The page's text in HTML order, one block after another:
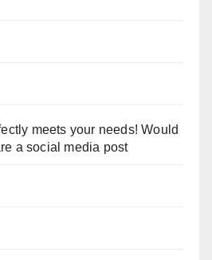
meets your needs! Would
a social media post